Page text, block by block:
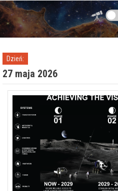
Przejdź do zawartości
Dzień:
27 maja 2026